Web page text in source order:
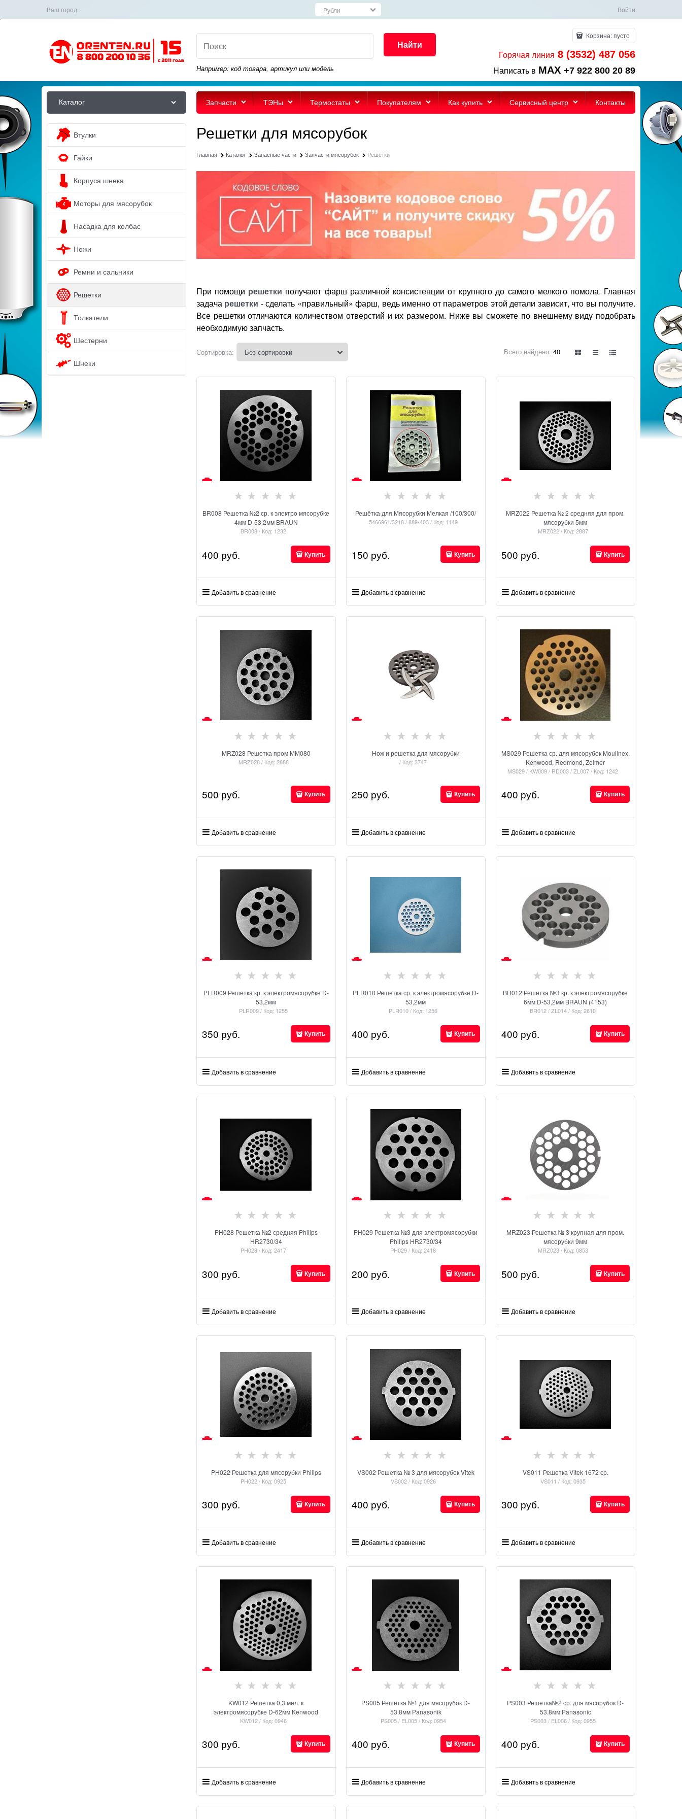
Ваш город: Войти
Найти
Например: код товара, артикул или модель
Корзина:пусто
Горячая линия 8 (3532) 487 056
Написать в MAX +7 922 800 20 89
Каталог Запчасти ТЭНы Термостаты Покупателям Как купить Сервисный центр Контакты
Втулки
Гайки
Корпуса шнека
Моторы для мясорубок
Насадка для колбас
Ножи
Ремни и сальники
Решетки
Толкатели
Шестерни
Шнеки
Решетки для мясорубок
Главная Каталог Запасные части Запчасти мясорубок Решетки
При помощи решетки получают фарш различной консистенции от крупного до самого мелкого помола. Главная
задача решетки - сделать «правильный» фарш, ведь именно от параметров этой детали зависит, что вы получите.
Все решетки отличаются количеством отверстий и их размером. Ниже вы сможете по внешнему виду подобрать
необходимую запчасть.
Сортировка: Всего найдено: 40
BR008 Решетка №2 ср. к электро мясорубке
4мм D-53,2мм BRAUN
BR008 / Код: 1232
400 руб. Купить
Добавить в сравнение
Решётка для Мясорубки Мелкая /100/300/
5466961/3218 / 889-403 / Код: 1149
150 руб. Купить
Добавить в сравнение
MRZ022 Решетка № 2 средняя для пром.
мясорубки 5мм
MRZ022 / Код: 2887
500 руб. Купить
Добавить в сравнение
MRZ028 Решетка пром ММ080
MRZ028 / Код: 2888
500 руб. Купить
Добавить в сравнение
Нож и решетка для мясорубки
/ Код: 3747
250 руб. Купить
Добавить в сравнение
MS029 Решетка ср. для мясорубок Moulinex,
Kenwood, Redmond, Zelmer
MS029 / KW009 / RD003 / ZL007 / Код: 1242
400 руб. Купить
Добавить в сравнение
PLR009 Решетка кр. к электромясорубке D-
53,2мм
PLR009 / Код: 1255
350 руб. Купить
Добавить в сравнение
PLR010 Решетка ср. к электромясорубке D-
53,2мм
PLR010 / Код: 1256
400 руб. Купить
Добавить в сравнение
BR012 Решетка №3 кр. к электромясорубке
6мм D-53,2мм BRAUN (4153)
BR012 / ZL014 / Код: 2610
400 руб. Купить
Добавить в сравнение
PH028 Решетка №2 средняя Philips
HR2730/34
PH028 / Код: 2417
300 руб. Купить
Добавить в сравнение
PH029 Решетка №3 для электромясорубки
Philips HR2730/34
PH029 / Код: 2418
200 руб. Купить
Добавить в сравнение
MRZ023 Решетка № 3 крупная для пром.
мясорубки 9мм
MRZ023 / Код: 0853
500 руб. Купить
Добавить в сравнение
PH022 Решетка для мясорубки Philips
PH022 / Код: 0925
300 руб. Купить
Добавить в сравнение
VS002 Решетка № 3 для мясорубок Vitek
VS002 / Код: 0926
400 руб. Купить
Добавить в сравнение
VS011 Решетка Vitek 1672 ср.
VS011 / Код: 0935
300 руб. Купить
Добавить в сравнение
KW012 Решетка 0,3 мел. к
электромясорубке D-62мм Kenwood
KW012 / Код: 0946
300 руб. Купить
Добавить в сравнение
PS005 Решетка №1 для мясорубок D-
53.8мм Panasonik
PS005 / EL005 / Код: 0954
400 руб. Купить
Добавить в сравнение
PS003 Решетка№2 ср. для мясорубок D-
53.8мм Panasonic
PS003 / EL006 / Код: 0955
400 руб. Купить
Добавить в сравнение